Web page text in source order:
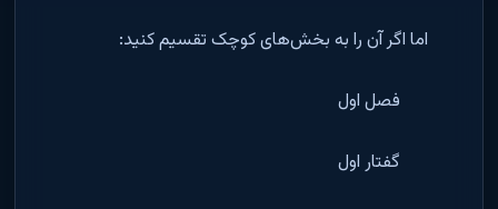
اما اگر آن را به بخش‌های کوچک تقسیم کنید:
فصل اول
گفتار اول